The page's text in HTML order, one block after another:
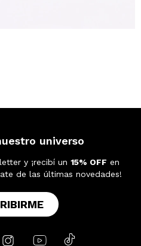
universo
y ¡recibí un 15% OFF en
de las últimas novedades!
  